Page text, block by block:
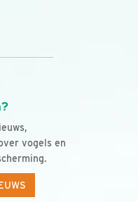
vogels en